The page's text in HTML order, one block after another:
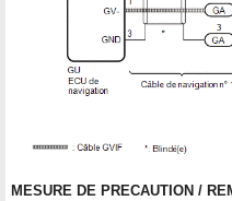
MESURE DE PRECAUTION /